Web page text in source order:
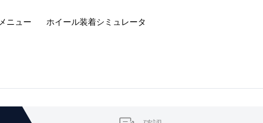
メニュー ホイール装着シミュレータ